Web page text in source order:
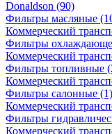
Donaldson (90)
Фильтры масляные
Коммерческий
Фильтры
Коммерческий
Фильтры топливные
Коммерческий
Фильтры салонные (1)
Коммерческий
Фильтры
Коммерческий